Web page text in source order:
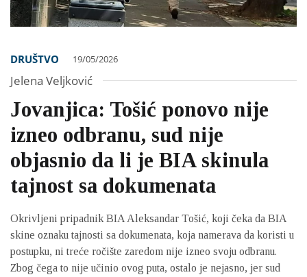
DRUŠTVO 19/05/2026
Jelena Veljković
Jovanjica: Tošić ponovo nije
izneo odbranu, sud nije
objasnio da li je BIA skinula
tajnost sa dokumenata
Okrivljeni pripadnik BIA Aleksandar Tošić, koji čeka da BIA
skine oznaku tajnosti sa dokumenata, koja namerava da koristi u
postupku, ni treće ročište zaredom nije izneo svoju odbranu.
Zbog čega to nije učinio ovog puta, ostalo je nejasno, jer sud